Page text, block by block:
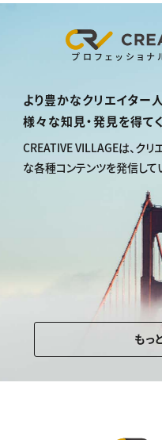
プロフェッショ
より豊かなクリエイター
様々な知見・発見を得て
CREATIVE VILLAGEは、 クリ
な各種コンテンツを発信して
もっ